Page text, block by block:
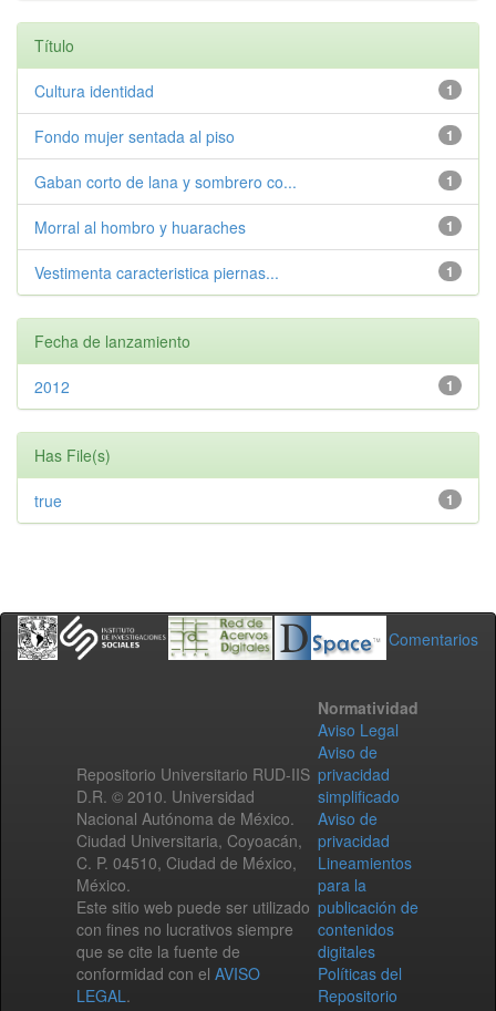
Título
1
Cultura identidad
1
Fondo mujer sentada al piso
1
Gaban corto de lana y sombrero co...
1
Morral al hombro y huaraches
1
Vestimenta caracteristica piernas...
Fecha de lanzamiento
1
2012
Has File(s)
1
true
Comentarios
Repositorio Universitario RUD-IIS
D.R. © 2010. Universidad
Nacional Autónoma de México.
Ciudad Universitaria, Coyoacán,
C. P. 04510, Ciudad de México,
México.
Este sitio web puede ser utilizado
con fines no lucrativos siempre
que se cite la fuente de
conformidad con el AVISO
LEGAL.
Normatividad
Aviso Legal
Aviso de
privacidad
simplificado
Aviso de
privacidad
Lineamientos
para la
publicación de
contenidos
digitales
Políticas del
Repositorio